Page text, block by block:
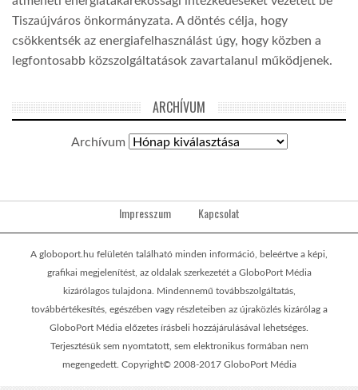
Tiszaújváros önkormányzata. A döntés célja, hogy
csökkentsék az energiafelhasználást úgy, hogy közben a
legfontosabb közszolgáltatások zavartalanul működjenek.
ARCHÍVUM
Archívum
Impresszum Kapcsolat
A globoport.hu felületén található minden információ, beleértve a képi,
grafikai megjelenítést, az oldalak szerkezetét a GloboPort Média
kizárólagos tulajdona. Mindennemű továbbszolgáltatás,
továbbértékesítés, egészében vagy részleteiben az újraközlés kizárólag a
GloboPort Média előzetes írásbeli hozzájárulásával lehetséges.
Terjesztésük sem nyomtatott, sem elektronikus formában nem
megengedett. Copyright© 2008-2017 GloboPort Média